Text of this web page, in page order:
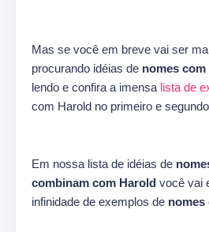
Mas se você em breve vai ser
procurando idéias de nomes
lendo e confira a imensa lista de
com Harold no primeiro e
Em nossa lista de idéias de
combinam com Harold você vai
infinidade de exemplos de nomes